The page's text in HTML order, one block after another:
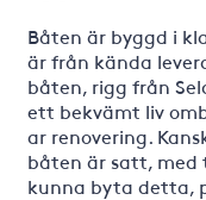
Båten är byggd i
är från kända
båten, rigg från
ett bekvämt liv
ar renovering.
båten är satt, med
kunna byta detta,